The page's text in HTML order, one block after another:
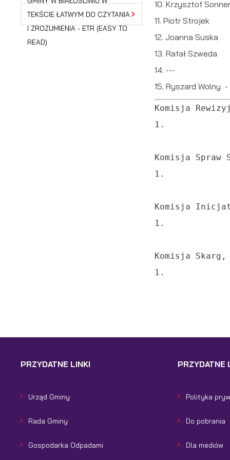
TEKŚCIE ŁATWYM DO CZYTANIA
I ZROZUMIENIA - ETR (EASY TO
READ)
10. Krzysztof
11. Piotr Strojek
12. Joanna Suska
13. Rafał Szweda
14. ---
15. Ryszard Wolny
Komisja
1.
Komisja Spraw
1.
Komisja
1.
Komisja
1.
PRZYDATNE LINKI
Urząd Gminy
Rada Gminy
Gospodarka Odpadami
PRZYDATNE
Polityka
Do pobrania
Dla mediów